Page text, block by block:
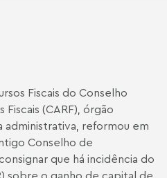
Fiscais do Conselho
(CARF), órgão
administrativa, reformou em
Conselho de
que há incidência do
sobre o ganho de capital de